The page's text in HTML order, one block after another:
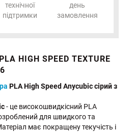
технічної
підтримки
день
замовлення
HIGH SPEED TEXTURE
PLA High Speed Anycubic сірий з
- це високошвидкісний PLA
для швидкого та
має покращену текучість і